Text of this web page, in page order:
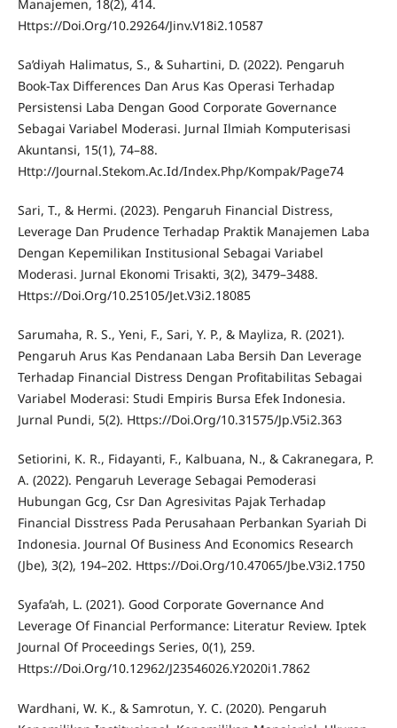
Manajemen, 18(2), 414.
Https://Doi.Org/10.29264/Jinv.V18i2.10587
Sa’diyah Halimatus, S., & Suhartini, D. (2022). Pengaruh
Book-Tax Differences Dan Arus Kas Operasi Terhadap
Persistensi Laba Dengan Good Corporate Governance
Sebagai Variabel Moderasi. Jurnal Ilmiah Komputerisasi
Akuntansi, 15(1), 74–88.
Http://Journal.Stekom.Ac.Id/Index.Php/Kompak/Page74
Sari, T., & Hermi. (2023). Pengaruh Financial Distress,
Leverage Dan Prudence Terhadap Praktik Manajemen Laba
Dengan Kepemilikan Institusional Sebagai Variabel
Moderasi. Jurnal Ekonomi Trisakti, 3(2), 3479–3488.
Https://Doi.Org/10.25105/Jet.V3i2.18085
Sarumaha, R. S., Yeni, F., Sari, Y. P., & Mayliza, R. (2021).
Pengaruh Arus Kas Pendanaan Laba Bersih Dan Leverage
Terhadap Financial Distress Dengan Profitabilitas Sebagai
Variabel Moderasi: Studi Empiris Bursa Efek Indonesia.
Jurnal Pundi, 5(2). Https://Doi.Org/10.31575/Jp.V5i2.363
Setiorini, K. R., Fidayanti, F., Kalbuana, N., & Cakranegara, P.
A. (2022). Pengaruh Leverage Sebagai Pemoderasi
Hubungan Gcg, Csr Dan Agresivitas Pajak Terhadap
Financial Disstress Pada Perusahaan Perbankan Syariah Di
Indonesia. Journal Of Business And Economics Research
(Jbe), 3(2), 194–202. Https://Doi.Org/10.47065/Jbe.V3i2.1750
Syafa’ah, L. (2021). Good Corporate Governance And
Leverage Of Financial Performance: Literatur Review. Iptek
Journal Of Proceedings Series, 0(1), 259.
Https://Doi.Org/10.12962/J23546026.Y2020i1.7862
Wardhani, W. K., & Samrotun, Y. C. (2020). Pengaruh